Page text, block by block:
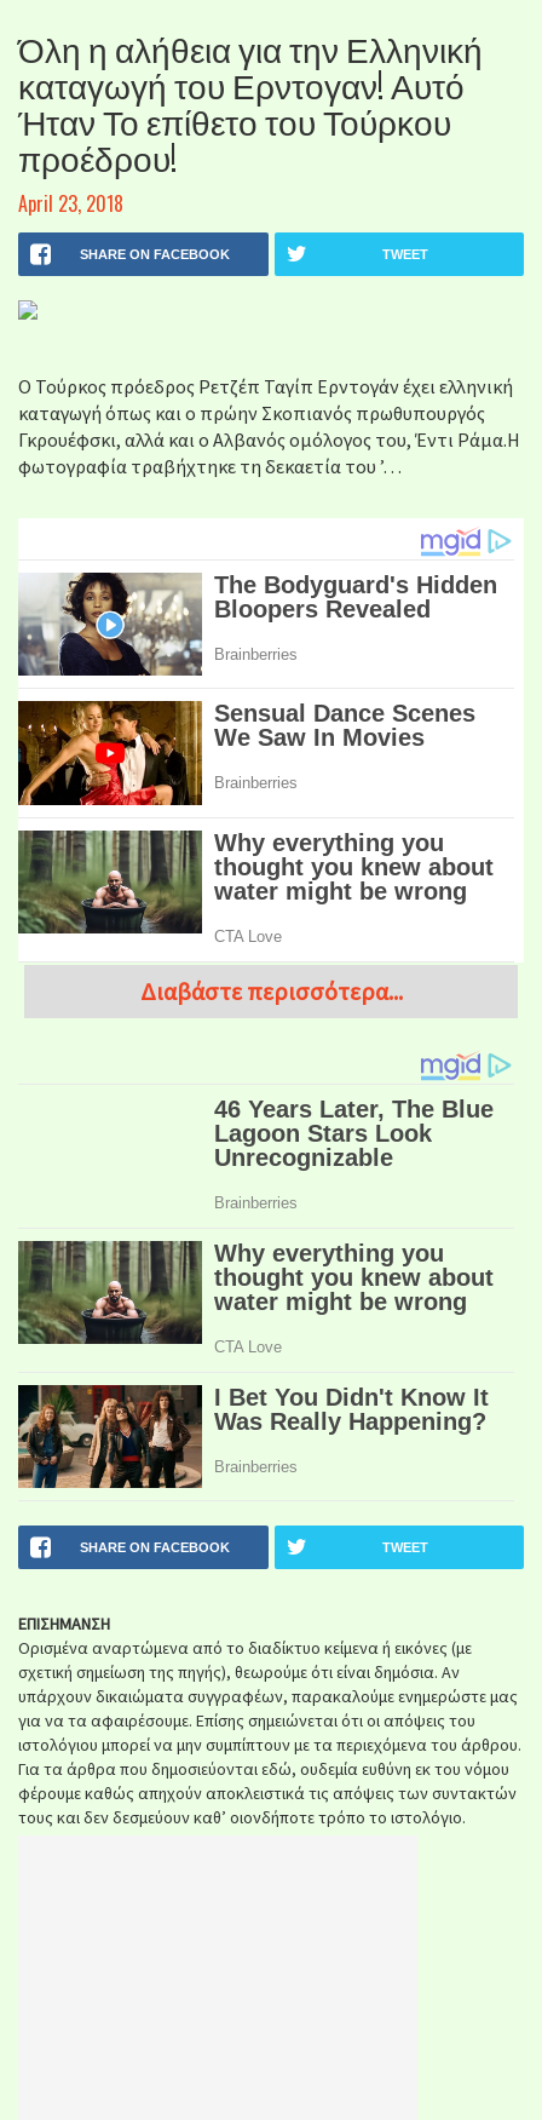
Όλη η αλήθεια για την Ελληνική
καταγωγή του Ερντογαν! Αυτό
Ήταν Το επίθετο του Τούρκου
προέδρου!
April 23, 2018
SHARE ON FACEBOOK TWEET
Ο Τούρκος πρόεδρος Ρετζέπ Ταγίπ Ερντογάν έχει ελληνική
καταγωγή όπως και ο πρώην Σκοπιανός πρωθυπουργός
Γκρουέφσκι, αλλά και o Αλβανός ομόλογος του, Έντι Ράμα.Η
φωτογραφία τραβήχτηκε τη δεκαετία του ’…
Διαβάστε περισσότερα...
SHARE ON FACEBOOK TWEET
ΕΠΙΣΗΜΑΝΣΗ
Ορισμένα αναρτώμενα από το διαδίκτυο κείμενα ή εικόνες (με
σχετική σημείωση της πηγής), θεωρούμε ότι είναι δημόσια. Αν
υπάρχουν δικαιώματα συγγραφέων, παρακαλούμε ενημερώστε μας
για να τα αφαιρέσουμε. Επίσης σημειώνεται ότι οι απόψεις του
ιστολόγιου μπορεί να μην συμπίπτουν με τα περιεχόμενα του άρθρου.
Για τα άρθρα που δημοσιεύονται εδώ, ουδεμία ευθύνη εκ του νόμου
φέρουμε καθώς απηχούν αποκλειστικά τις απόψεις των συντακτών
τους και δεν δεσμεύουν καθ’ οιονδήποτε τρόπο το ιστολόγιο.